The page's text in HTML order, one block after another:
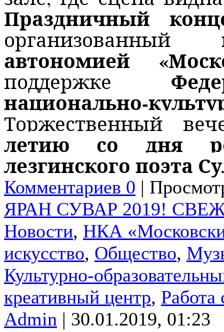
Праздничный
организованный
автономией
поддержке
национально-
Торжественный
летию со дня
лезгинского поэта
Комментариев 0 |
ЯРАН СУВАР 2019!
Новости, НКА
искусство, Общество,
Культурно-
креативный центр,
Admin | 30.01.2019, 01:23